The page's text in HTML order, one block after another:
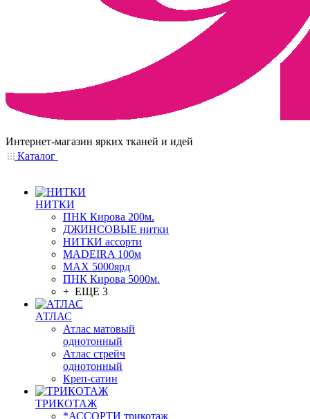
Интернет-магазин ярких тканей и идей
Каталог
НИТКИ
ПНК Кирова 200м.
ДЖИНСОВЫЕ нитки
НИТКИ ассорти
MADEIRA 100м
МАХ 5000ярд
ПНК Кирова 5000м.
+ ЕЩЕ 3
АТЛАС
Атлас матовый
однотонный
Атлас стрейч
однотонный
Креп-сатин
ТРИКОТАЖ
*АССОРТИ трикотаж